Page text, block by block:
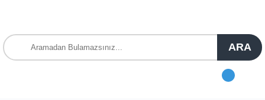
ARA